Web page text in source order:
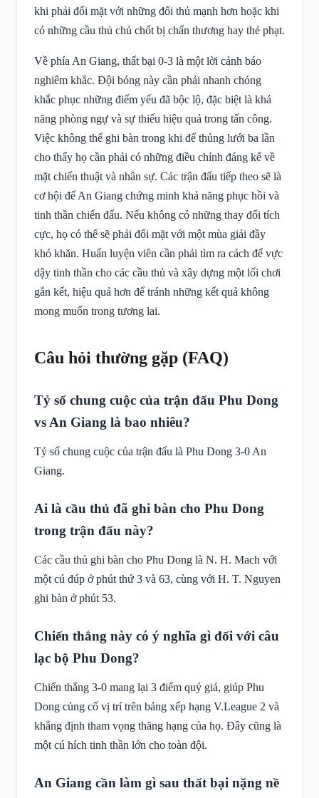
khi phải đối mặt với những đối thủ mạnh hơn hoặc khi
có những cầu thủ chủ chốt bị chấn thương hay thẻ phạt.
Về phía An Giang, thất bại 0-3 là một lời cảnh báo
nghiêm khắc. Đội bóng này cần phải nhanh chóng
khắc phục những điểm yếu đã bộc lộ, đặc biệt là khả
năng phòng ngự và sự thiếu hiệu quả trong tấn công.
Việc không thể ghi bàn trong khi để thủng lưới ba lần
cho thấy họ cần phải có những điều chỉnh đáng kể về
mặt chiến thuật và nhân sự. Các trận đấu tiếp theo sẽ là
cơ hội để An Giang chứng minh khả năng phục hồi và
tinh thần chiến đấu. Nếu không có những thay đổi tích
cực, họ có thể sẽ phải đối mặt với một mùa giải đầy
khó khăn. Huấn luyện viên cần phải tìm ra cách để vực
dậy tinh thần cho các cầu thủ và xây dựng một lối chơi
gắn kết, hiệu quả hơn để tránh những kết quả không
mong muốn trong tương lai.
Câu hỏi thường gặp (FAQ)
Tỷ số chung cuộc của trận đấu Phu Dong
vs An Giang là bao nhiêu?
Tỷ số chung cuộc của trận đấu là Phu Dong 3-0 An
Giang.
Ai là cầu thủ đã ghi bàn cho Phu Dong
trong trận đấu này?
Các cầu thủ ghi bàn cho Phu Dong là N. H. Mach với
một cú đúp ở phút thứ 3 và 63, cùng với H. T. Nguyen
ghi bàn ở phút 53.
Chiến thắng này có ý nghĩa gì đối với câu
lạc bộ Phu Dong?
Chiến thắng 3-0 mang lại 3 điểm quý giá, giúp Phu
Dong củng cố vị trí trên bảng xếp hạng V.League 2 và
khẳng định tham vọng thăng hạng của họ. Đây cũng là
một cú hích tinh thần lớn cho toàn đội.
An Giang cần làm gì sau thất bại nặng nề